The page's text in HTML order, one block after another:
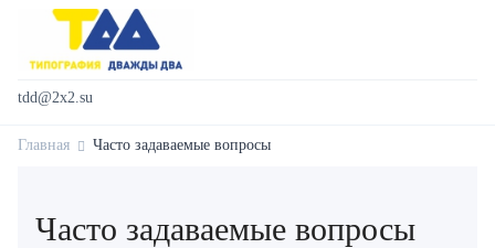
tdd@2x2.su
Главная Часто задаваемые вопросы
Часто задаваемые вопросы